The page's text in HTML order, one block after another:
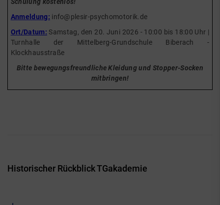
Schulung kostenlos!
Anmeldung: info@plesir-psychomotorik.de
Ort/Datum: Samstag, den 20. Juni 2026 - 10:00 bis 18:00 Uhr |
Turnhalle der Mittelberg-Grundschule Biberach -
Klockhausstraße
Bitte bewegungsfreundliche Kleidung und Stopper-Socken
mitbringen!
Historischer Rückblick TGakademie